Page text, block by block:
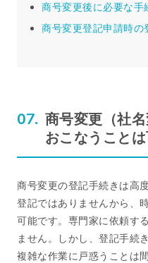
商号変更後に必要な手
商号変更登記申請時の
商号変更（社
おこなうこと
商号変更の登記手続きは高
登記ではありませんから、
可能です。専門家に依頼す
ません。しかし、登記手続
複雑な作業に戸惑うことは